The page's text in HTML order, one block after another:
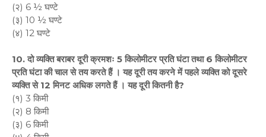
(२) 6 ½ घण्टे
(३) 10 ½ घण्टे
(४) 12 घण्टे
10. दो व्यक्ति बराबर दूरी क्रमशः 5 किलोमीटर प्रति घंटा तथा 6 किलोमीटर
प्रति घंटा की चाल से तय करते हैं । यह दूरी तय करने में पहले व्यक्ति को दूसरे
व्यक्ति से 12 मिनट अधिक लगते हैं । यह दूरी कितनी है?
(१) 3 किमी
(२) 8 किमी
(३) 6 किमी